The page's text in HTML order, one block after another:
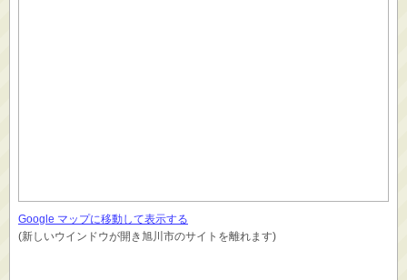
Google マップに移動して表示する
(新しいウインドウが開き旭川市のサイトを離れます)